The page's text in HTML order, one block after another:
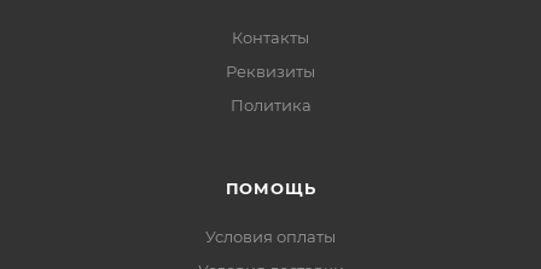
Контакты
Реквизиты
Политика
ПОМОЩЬ
Условия оплаты